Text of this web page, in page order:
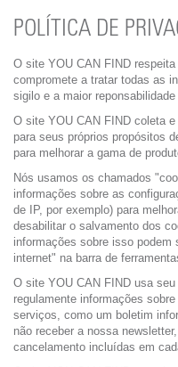
POLÍTICA DE
O site YOU CAN FIND
compromete a tratar todas as
sigilo e a maior
O site YOU CAN FIND coleta
para seus próprios propósitos
para melhorar a gama de
Nós usamos os chamados
informações sobre as
de IP, por exemplo) para
desabilitar o salvamento dos
informações sobre isso
internet" na barra de
O site YOU CAN FIND usa
regulamente informações
serviços, como um boletim
não receber a nossa
cancelamento incluídas em